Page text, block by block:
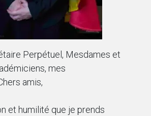
Perpétuel, Mesdames et
mes
amis,
et humilité que je prends